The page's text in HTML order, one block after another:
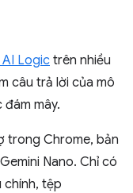
Logic trên nhiều
câu trả lời của mô
mây.
trong Chrome, bản
Nano. Chỉ có
chính, tệp